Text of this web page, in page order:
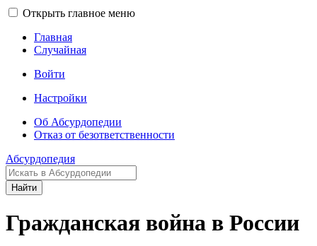
Открыть главное меню
Главная
Случайная
Войти
Настройки
Об Абсурдопедии
Отказ от безответственности
Абсурдопедия
Найти
Гражданская война в России